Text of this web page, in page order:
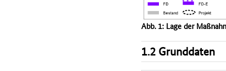
Abb. 1: Lage der
1.2 Grunddaten